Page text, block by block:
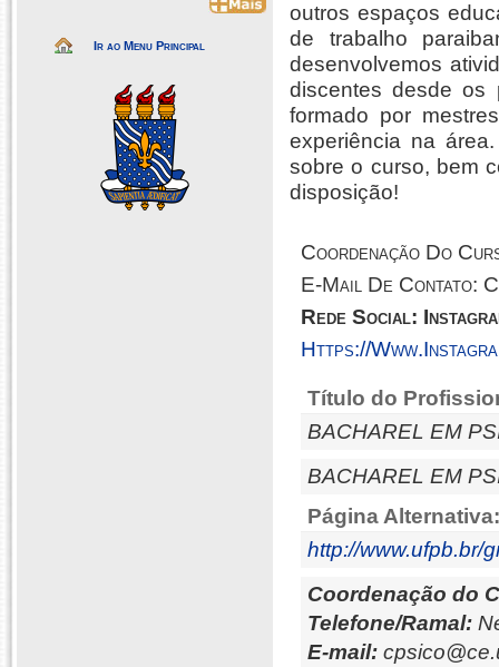
Ir ao Menu Principal
outros espaços
de trabalho
desenvolvemos
discentes desde os
formado por
experiência na
sobre o curso, bem
disposição!
Coordenação Do
E-Mail De Contato:
Rede Social:
Https://
Título do
BACHAREL EM
BACHAREL EM
Página Alternativa:
http://www.ufpb.br/
Coordenação do
Telefone/Ramal:
E-mail: